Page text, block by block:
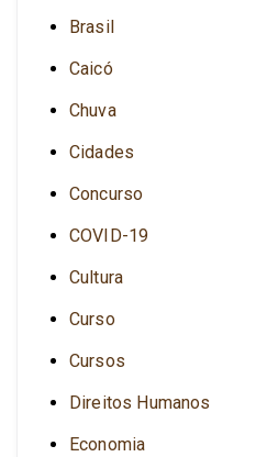
Brasil
Caicó
Chuva
Cidades
Concurso
COVID-19
Cultura
Curso
Cursos
Direitos Humanos
Economia